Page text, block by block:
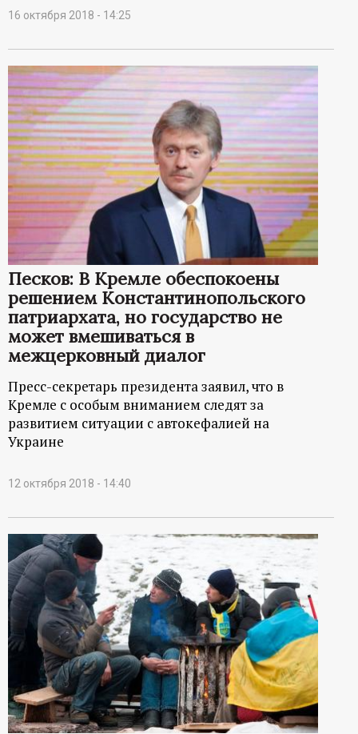
16 октября 2018 - 14:25
Песков: В Кремле обеспокоены
решением Константинопольского
патриархата, но государство не
может вмешиваться в
межцерковный диалог
Пресс-секретарь президента заявил, что в
Кремле с особым вниманием следят за
развитием ситуации с автокефалией на
Украине
12 октября 2018 - 14:40